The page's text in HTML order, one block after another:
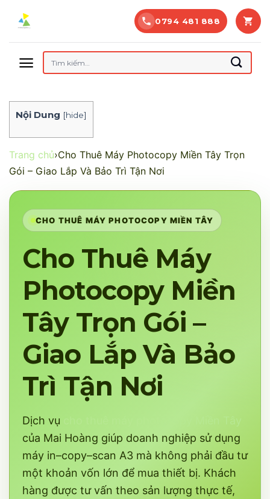
0794 481 888
Tìm
kiếm:
Nội Dung [hide]
Trang chủ›Cho Thuê Máy Photocopy Miền Tây Trọn
Gói – Giao Lắp Và Bảo Trì Tận Nơi
CHO THUÊ MÁY PHOTOCOPY MIỀN TÂY
Cho Thuê Máy
Photocopy Miền
Tây Trọn Gói –
Giao Lắp Và Bảo
Trì Tận Nơi
Dịch vụ
cho thuê máy photocopy Miền Tây
của Mai Hoàng giúp doanh nghiệp sử dụng
máy in–copy–scan A3 mà không phải đầu tư
một khoản vốn lớn để mua thiết bị. Khách
hàng được tư vấn theo sản lượng thực tế,